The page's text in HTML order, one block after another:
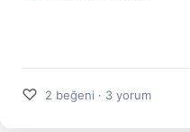
♡ 2 beğeni · 3 yorum